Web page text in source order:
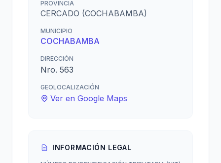
PROVINCIA
CERCADO (COCHABAMBA)
MUNICIPIO
COCHABAMBA
DIRECCIÓN
Nro. 563
GEOLOCALIZACIÓN
Ver en Google Maps
INFORMACIÓN LEGAL